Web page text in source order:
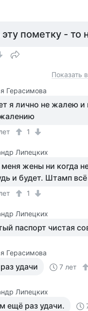
пометку - то
Показать
Герасимова
я лично не жалею
1
Липецких
жены ни когда
и будет. Штамп
1
Липецких
паспорт чистая
Герасимова
удачи 7 лет
Липецких
ещё раз удачи.